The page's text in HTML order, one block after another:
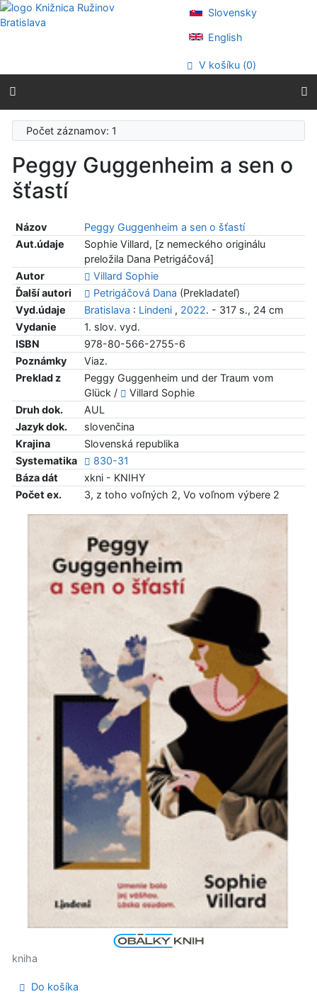
Prejsť na obsah
Prejsť na menu
Prehlásenie o webovej prístupnosti
Slovensky
English
V košíku (0)
Počet záznamov: 1
Peggy Guggenheim a sen o
šťastí
Názov
Peggy Guggenheim a sen o šťastí
Aut.údaje
Sophie Villard, [z nemeckého originálu
preložila Dana Petrigáčová]
Autor
Villard Sophie
Ďalší autori
Petrigáčová Dana (Prekladateľ)
Vyd.údaje
Bratislava : Lindeni, 2022. - 317 s., 24 cm
Vydanie
1. slov. vyd.
ISBN
978-80-566-2755-6
Poznámky
Viaz.
Preklad z
Peggy Guggenheim und der Traum vom
Glück /
Villard Sophie
Druh dok.
AUL
Jazyk dok.
slovenčina
Krajina
Slovenská republika
Systematika
830-31
Báza dát
xkni - KNIHY
Počet ex.
3, z toho voľných 2, Vo voľnom výbere 2
kniha
Do košíka